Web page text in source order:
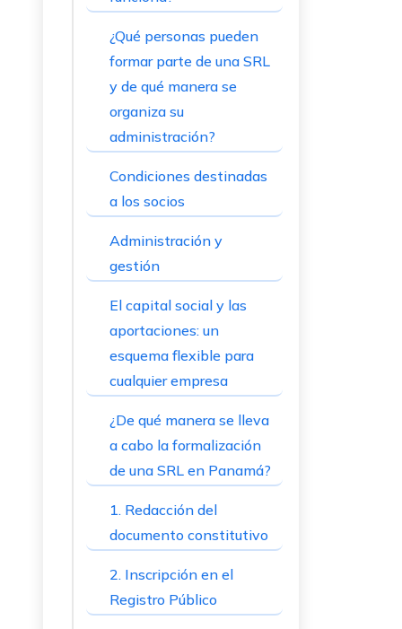
¿Qué personas pueden
formar parte de una SRL
y de qué manera se
organiza su
administración?
Condiciones destinadas
a los socios
Administración y
gestión
El capital social y las
aportaciones: un
esquema flexible para
cualquier empresa
¿De qué manera se lleva
a cabo la formalización
de una SRL en Panamá?
1. Redacción del
documento constitutivo
2. Inscripción en el
Registro Público